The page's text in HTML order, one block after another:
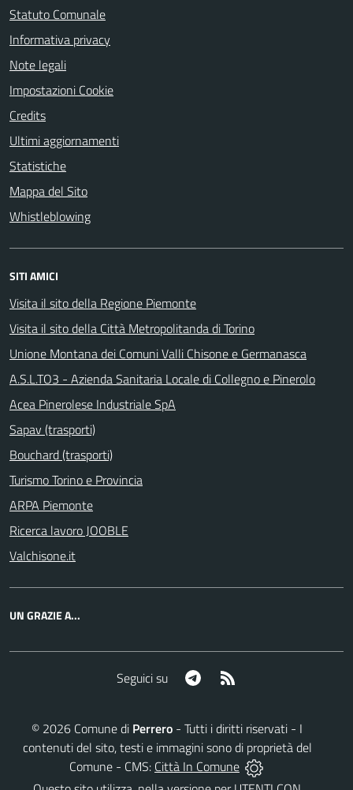
Statuto Comunale
Informativa privacy
Note legali
Impostazioni Cookie
Credits
Ultimi aggiornamenti
Statistiche
Mappa del Sito
Whistleblowing
SITI AMICI
Visita il sito della Regione Piemonte
Visita il sito della Città Metropolitanda di Torino
Unione Montana dei Comuni Valli Chisone e Germanasca
A.S.L.TO3 - Azienda Sanitaria Locale di Collegno e Pinerolo
Acea Pinerolese Industriale SpA
Sapav (trasporti)
Bouchard (trasporti)
Turismo Torino e Provincia
ARPA Piemonte
Ricerca lavoro JOOBLE
Valchisone.it
UN GRAZIE A...
Seguici su Telegram
© 2026 Comune di Perrero - Tutti i diritti riservati - I
contenuti del sito, testi e immagini sono di proprietà del
Comune - CMS: Città In Comune